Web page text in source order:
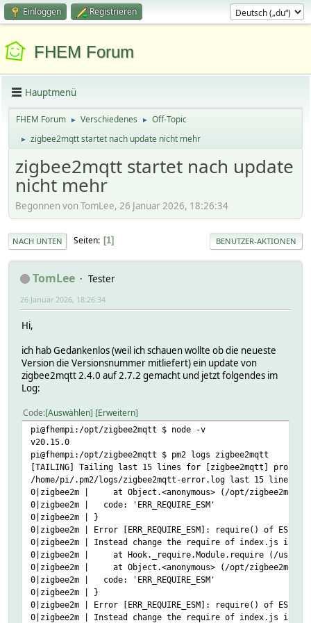
Einloggen Registrieren
FHEM Forum
Hauptmenü
FHEM Forum ► Verschiedenes ► Off-Topic
► zigbee2mqtt startet nach update nicht mehr
zigbee2mqtt startet nach update
nicht mehr
Begonnen von TomLee, 26 Januar 2026, 18:26:34
NACH UNTEN Seiten 1 BENUTZER-AKTIONEN
TomLee Tester
26 Januar 2026, 18:26:34
Hi,
ich hab Gedankenlos (weil ich schauen wollte ob die neueste
Version die Versionsnummer mitliefert) ein update von
zigbee2mqtt 2.4.0 auf 2.7.2 gemacht und jetzt folgendes im
Log:
Code Auswählen Erweitern
pi@fhempi:/opt/zigbee2mqtt $ node -v
v20.15.0
pi@fhempi:/opt/zigbee2mqtt $ pm2 logs zigbee2mqtt
[TAILING] Tailing last 15 lines for [zigbee2mqtt]
/home/pi/.pm2/logs/zigbee2mqtt-error.log last 15 lines:
0|zigbee2m | at Object.<anonymous> (/opt/
0|zigbee2m | code: 'ERR_REQUIRE_ESM'
0|zigbee2m | }
0|zigbee2m | Error [ERR_REQUIRE_ESM]: require() of ES
0|zigbee2m | Instead change the require of index.js in /
0|zigbee2m | at Hook._require.Module.require (/usr/lib/
0|zigbee2m | at Object.<anonymous> (/opt/
0|zigbee2m | code: 'ERR_REQUIRE_ESM'
0|zigbee2m | }
0|zigbee2m | Error [ERR_REQUIRE_ESM]: require() of ES
0|zigbee2m | Instead change the require of index.js in /